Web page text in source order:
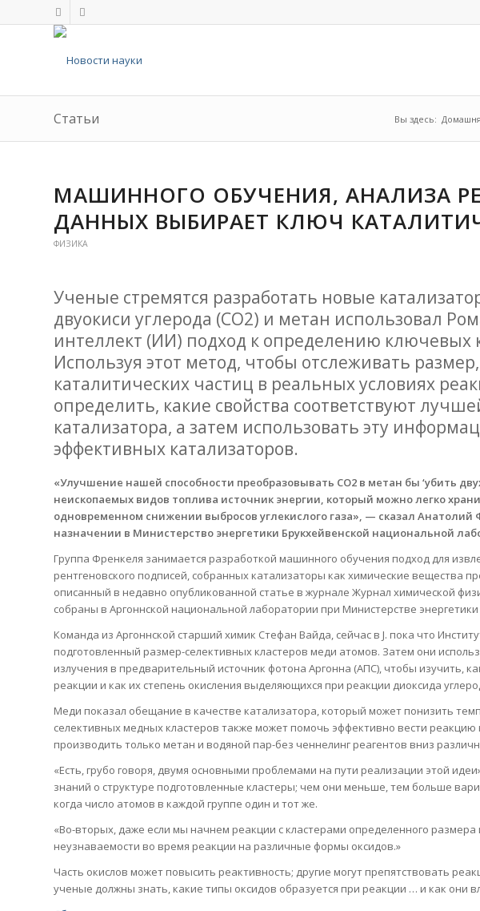
Статьи Вы здесь:
МАШИННОГО ОБУЧЕНИЯ, АНАЛИЗА
ДАННЫХ ВЫБИРАЕТ КЛЮЧ
ФИЗИКА
Ученые стремятся разработать новые
двуокиси углерода (CO2) и метан использовал
интеллект (ИИ) подход к определению ключевых
Используя этот метод, чтобы отслеживать
каталитических частиц в реальных условиях
определить, какие свойства соответствуют
катализатора, а затем использовать эту
эффективных катализаторов.
«Улучшение нашей способности преобразовывать CO2 в метан бы ‘убить
неископаемых видов топлива источник энергии, который можно легко
одновременном снижении выбросов углекислого газа», — сказал Анатолий
назначении в Министерство энергетики Брукхейвенской национальной
Группа Френкеля занимается разработкой машинного обучения подход для
рентгеновского подписей, собранных катализаторы как химические вещества
описанный в недавно опубликованной статье в журнале Журнал химической
собраны в Аргоннской национальной лаборатории при Министерстве
Команда из Аргоннской старший химик Стефан Вайда, сейчас в J. пока что
подготовленный размер-селективных кластеров меди атомов. Затем они
излучения в предварительный источник фотона Аргонна (АПС), чтобы изучить,
реакции и как их степень окисления выделяющихся при реакции диоксида
Меди показал обещание в качестве катализатора, который может понизить
селективных медных кластеров также может помочь эффективно вести
производить только метан и водяной пар-без ченнелинг реагентов вниз
«Есть, грубо говоря, двумя основными проблемами на пути реализации этой
знаний о структуре подготовленные кластеры; чем они меньше, тем больше
когда число атомов в каждой группе один и тот же.
«Во-вторых, даже если мы начнем реакции с кластерами определенного
неузнаваемости во время реакции на различные формы оксидов.»
Часть окислов может повысить реактивность; другие могут препятствовать
ученые должны знать, какие типы оксидов образуется при реакции … и как они